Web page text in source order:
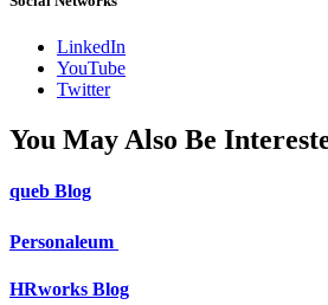
LinkedIn
YouTube
Twitter
You May Also Be
queb Blog
Personaleum
HRworks Blog